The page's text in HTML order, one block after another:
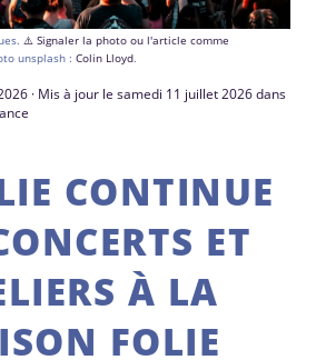
⚠️ Signaler la photo ou l'article comme
unsplash : Colin Lloyd.
· Mis à jour le samedi 11 juillet 2026 dans
CONTINUE
ET
À LA
FOLIE